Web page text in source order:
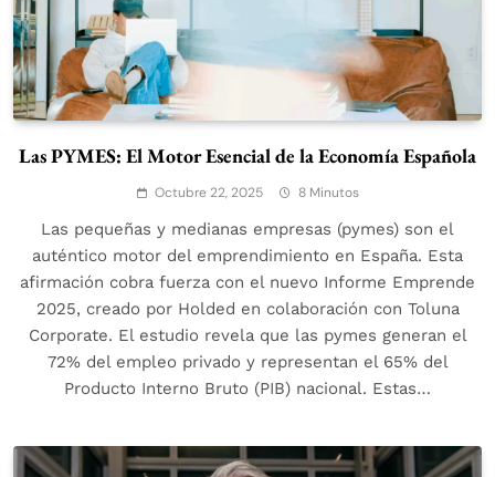
Las PYMES: El Motor Esencial de la Economía Española
Octubre 22, 2025 8 Minutos
Las pequeñas y medianas empresas (pymes) son el
auténtico motor del emprendimiento en España. Esta
afirmación cobra fuerza con el nuevo Informe Emprende
2025, creado por Holded en colaboración con Toluna
Corporate. El estudio revela que las pymes generan el
72% del empleo privado y representan el 65% del
Producto Interno Bruto (PIB) nacional. Estas…